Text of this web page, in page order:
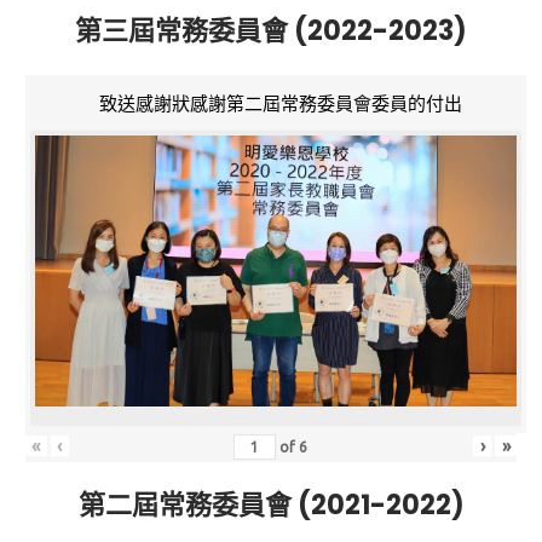
第三屆常務委員會 (2022-2023)
致送感謝狀感謝第二屆常務委員會委員的付出
« ‹ of 6 › »
第二屆常務委員會 (2021-2022)